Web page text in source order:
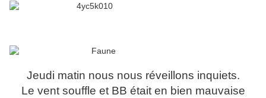
Jeudi matin nous nous réveillons inquiets.
Le vent souffle et BB était en bien mauvaise